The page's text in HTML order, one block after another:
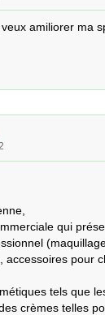
amiliorer ma
qui
accessoires pour
tels que
crèmes telles